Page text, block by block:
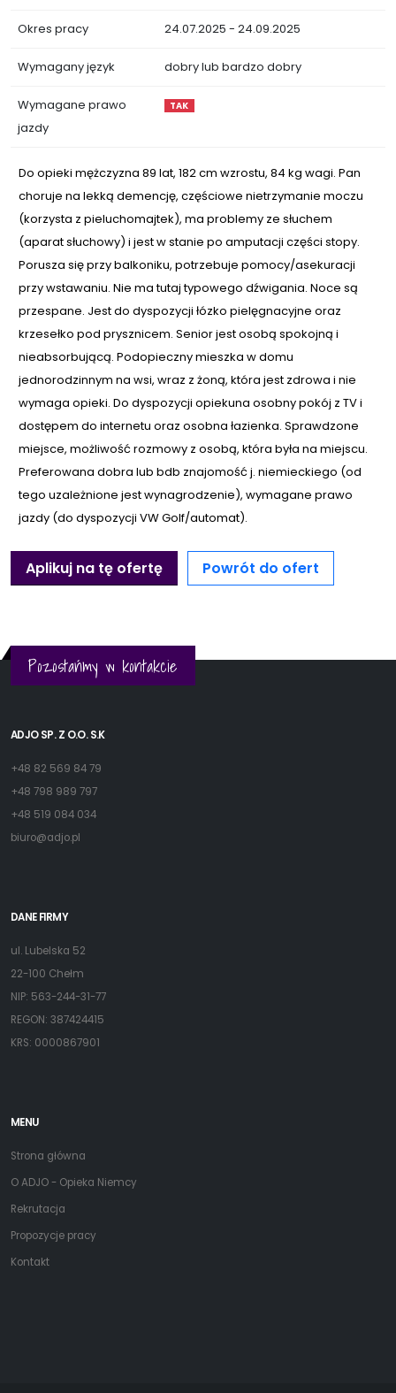
Okres pracy 24.07.2025 - 24.09.2025
Wymagany język dobry lub bardzo dobry
Wymagane prawo
jazdy
TAK
Do opieki mężczyzna 89 lat, 182 cm wzrostu, 84 kg wagi. Pan
choruje na lekką demencję, częściowe nietrzymanie moczu
(korzysta z pieluchomajtek), ma problemy ze słuchem
(aparat słuchowy) i jest w stanie po amputacji części stopy.
Porusza się przy balkoniku, potrzebuje pomocy/asekuracji
przy wstawaniu. Nie ma tutaj typowego dźwigania. Noce są
przespane. Jest do dyspozycji łózko pielęgnacyjne oraz
krzesełko pod prysznicem. Senior jest osobą spokojną i
nieabsorbującą. Podopieczny mieszka w domu
jednorodzinnym na wsi, wraz z żoną, która jest zdrowa i nie
wymaga opieki. Do dyspozycji opiekuna osobny pokój z TV i
dostępem do internetu oraz osobna łazienka. Sprawdzone
miejsce, możliwość rozmowy z osobą, która była na miejscu.
Preferowana dobra lub bdb znajomość j. niemieckiego (od
tego uzależnione jest wynagrodzenie), wymagane prawo
jazdy (do dyspozycji VW Golf/automat).
Aplikuj na tę ofertę Powrót do ofert
Pozostańmy w kontakcie
ADJO SP. Z O.O. S.K
+48 82 569 84 79
+48 798 989 797
+48 519 084 034
biuro@adjo.pl
DANE FIRMY
ul. Lubelska 52
22-100 Chełm
NIP: 563-244-31-77
REGON: 387424415
KRS: 0000867901
MENU
Strona główna
O ADJO - Opieka Niemcy
Rekrutacja
Propozycje pracy
Kontakt